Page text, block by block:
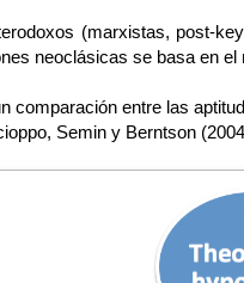
(marxistas, post-
neoclásicas se basa en
comparación entre las
Semin y Berntson